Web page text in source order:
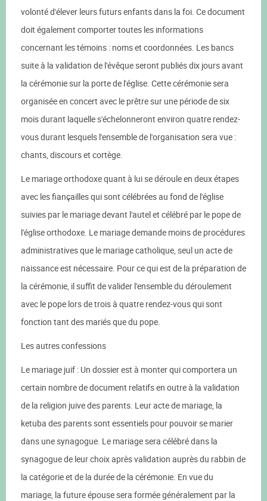
volonté d'élever leurs futurs enfants dans la foi. Ce document
doit également comporter toutes les informations
concernant les témoins : noms et coordonnées. Les bancs
suite à la validation de l'évêque seront publiés dix jours avant
la cérémonie sur la porte de l'église. Cette cérémonie sera
organisée en concert avec le prêtre sur une période de six
mois durant laquelle s'échelonneront environ quatre rendez-
vous durant lesquels l'ensemble de l'organisation sera vue :
chants, discours et cortège.
Le mariage orthodoxe quant à lui se déroule en deux étapes
avec les fiançailles qui sont célébrées au fond de l'église
suivies par le mariage devant l'autel et célébré par le pope de
l'église orthodoxe. Le mariage demande moins de procédures
administratives que le mariage catholique, seul un acte de
naissance est nécessaire. Pour ce qui est de la préparation de
la cérémonie, il suffit de valider l'ensemble du déroulement
avec le pope lors de trois à quatre rendez-vous qui sont
fonction tant des mariés que du pope.
Les autres confessions
Le mariage juif : Un dossier est à monter qui comportera un
certain nombre de document relatifs en outre à la validation
de la religion juive des parents. Leur acte de mariage, la
ketuba des parents sont essentiels pour pouvoir se marier
dans une synagogue. Le mariage sera célébré dans la
synagogue de leur choix après validation auprès du rabbin de
la catégorie et de la durée de la cérémonie. En vue du
mariage, la future épouse sera formée généralement par la